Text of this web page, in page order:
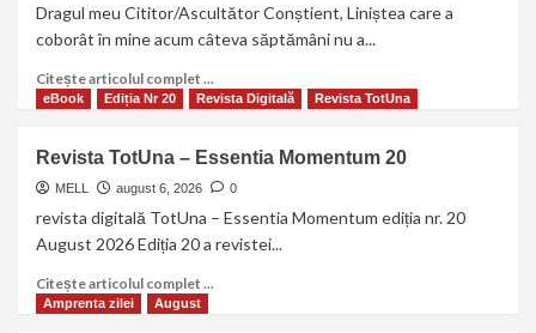
Dragul meu Cititor/Ascultător Conștient, Liniștea care a
coborât în mine acum câteva săptămâni nu a...
Citește articolul complet ...
eBook Ediția Nr 20 Revista Digitală Revista TotUna
Revista TotUna – Essentia Momentum 20
MELL august 6, 2026 0
revista digitală TotUna – Essentia Momentum ediția nr. 20
August 2026 Ediția 20 a revistei...
Citește articolul complet ...
Amprenta zilei August